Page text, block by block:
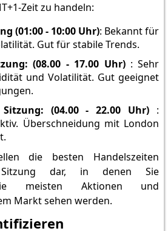
Zeit zu handeln:
(01:00 - 10:00 Uhr): Bekannt für
Gut für stabile Trends.
(08.00 - 17.00 Uhr): Sehr
und Volatilität. Gut geeignet
(04.00 - 22.00 Uhr) :
Überschneidung mit London
die besten Handelszeiten
dar, in denen Sie
meisten Aktionen und
Markt sehen werden.